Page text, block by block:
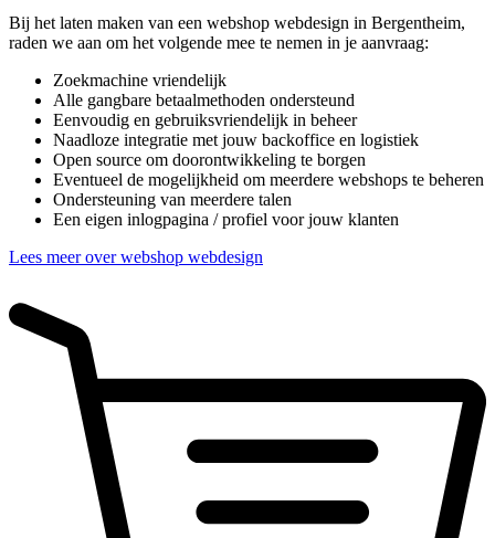
Bij het laten maken van een webshop webdesign in Bergentheim,
raden we aan om het volgende mee te nemen in je aanvraag:
Zoekmachine vriendelijk
Alle gangbare betaalmethoden ondersteund
Eenvoudig en gebruiksvriendelijk in beheer
Naadloze integratie met jouw backoffice en logistiek
Open source om doorontwikkeling te borgen
Eventueel de mogelijkheid om meerdere webshops te beheren
Ondersteuning van meerdere talen
Een eigen inlogpagina / profiel voor jouw klanten
Lees meer over webshop webdesign